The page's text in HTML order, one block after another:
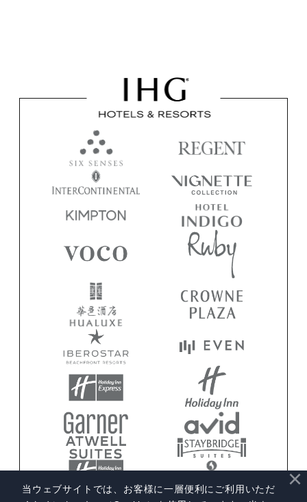
当ウェブサイトでは、お客様に一層便利にご利用いただ
×